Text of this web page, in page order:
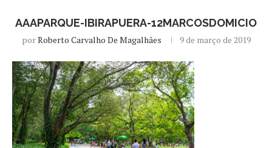
AAAPARQUE-IBIRAPUERA-12MARCOSDOMICIO
porRoberto Carvalho De Magalhães 9 de março de 2019